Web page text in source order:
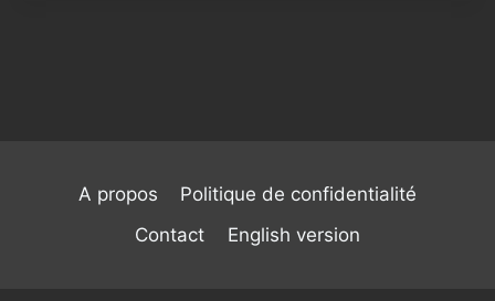
A propos
Politique de confidentialité
Contact
English version